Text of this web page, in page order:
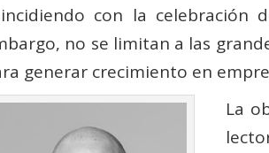
con la celebración
no se limitan a las
generar crecimiento en
La